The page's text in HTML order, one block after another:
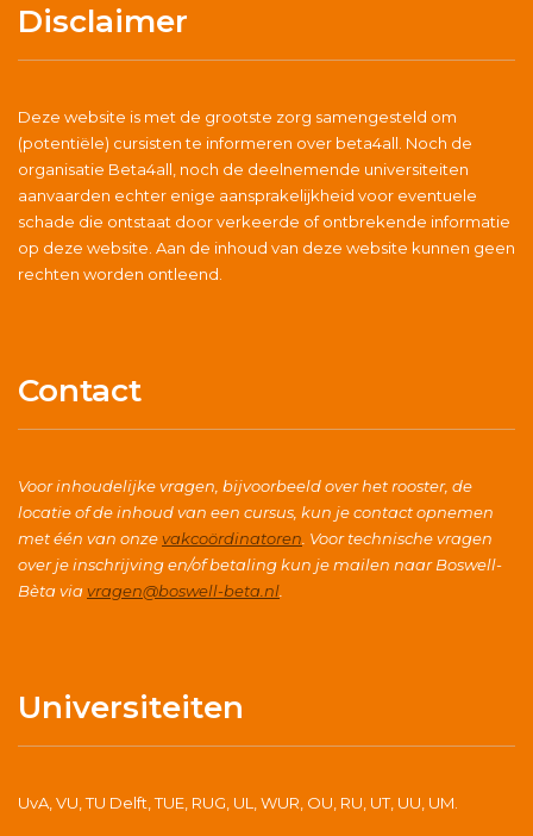
Disclaimer
Deze website is met de grootste zorg samengesteld om
(potentiële) cursisten te informeren over beta4all. Noch de
organisatie Beta4all, noch de deelnemende universiteiten
aanvaarden echter enige aansprakelijkheid voor eventuele
schade die ontstaat door verkeerde of ontbrekende informatie
op deze website. Aan de inhoud van deze website kunnen geen
rechten worden ontleend.
Contact
Voor inhoudelijke vragen, bijvoorbeeld over het rooster, de
locatie of de inhoud van een cursus, kun je contact opnemen
met één van onzevakcoördinatoren . Voor technische vragen
over je inschrijving en/of betaling kun je mailen naar Boswell-
Bèta viavragen@boswell-beta.nl
Universiteiten
UvA, VU, TU Delft, TUE, RUG, UL, WUR, OU, RU, UT, UU, UM.